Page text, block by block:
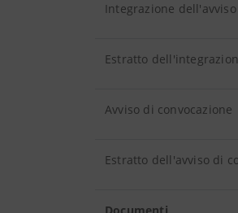
Integrazione
Estratto
Avviso di convocazione
Estratto dell'avviso di